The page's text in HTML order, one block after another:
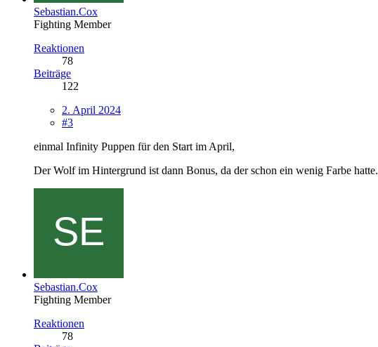
Sebastian.Cox
Fighting Member
Reaktionen
78
Beiträge
122
2. April 2024
#3
einmal Infinity Puppen für den Start im April,
Der Wolf im Hintergrund ist dann Bonus, da der schon ein wenig Farbe hatte.
Sebastian.Cox
Fighting Member
Reaktionen
78